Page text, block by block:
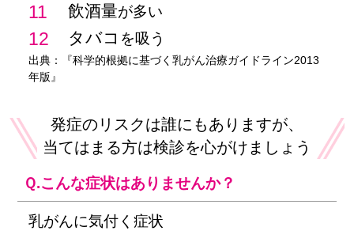
11 飲酒量が多い
12 タバコ を吸う
出典：『科学的根拠に基づく乳がん治療ガイドライン2013
年版』
発症のリスクは誰にもありますが、
当てはまる方は検診を心がけましょう
Ｑ.こんな症状はありませんか？
乳がんに気付く症状